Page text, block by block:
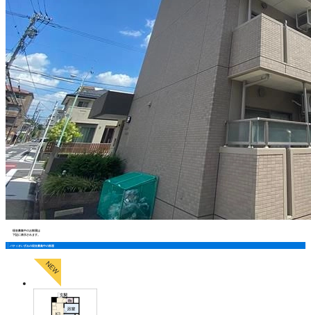
現在募集中のお部屋は
下記に表示されます。
パティオいずみの現在募集中の部屋